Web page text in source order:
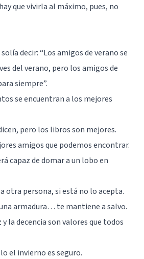
que vivirla al máximo, pues, no
decir: “Los amigos de verano se
del verano, pero los amigos de
siempre”.
se encuentran a los mejores
pero los libros son mejores.
amigos que podemos encontrar.
capaz de domar a un lobo en
otra persona, si está no lo acepta.
armadura… te mantiene a salvo.
la decencia son valores que todos
el invierno es seguro.